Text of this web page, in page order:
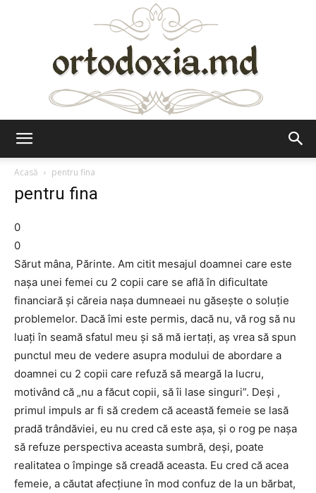
Acasă
pentru fina
pentru fina
0
0
Sărut mâna, Părinte. Am citit mesajul doamnei care este
naşa unei femei cu 2 copii care se află în dificultate
financiară şi căreia naşa dumneaei nu găseşte o soluţie
problemelor. Dacă îmi este permis, dacă nu, vă rog să nu
luaţi în seamă sfatul meu şi să mă iertaţi, aş vrea să spun
punctul meu de vedere asupra modului de abordare a
doamnei cu 2 copii care refuză să meargă la lucru,
motivând că „nu a făcut copii, să îi lase singuri”. Deşi ,
primul impuls ar fi să credem că această femeie se lasă
pradă trândăviei, eu nu cred că este aşa, şi o rog pe naşa
să refuze perspectiva aceasta sumbră, deşi, poate
realitatea o împinge să creadă aceasta. Eu cred că acea
femeie, a căutat afecţiune în mod confuz de la un bărbat,